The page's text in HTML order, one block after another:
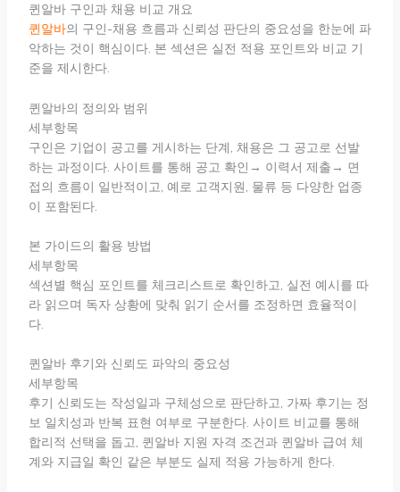
퀸알바 구인과 채용 비교 개요
퀸알바의 구인-채용 흐름과 신뢰성 판단의 중요성을 한눈에 파
악하는 것이 핵심이다. 본 섹션은 실전 적용 포인트와 비교 기
준을 제시한다.
퀸알바의 정의와 범위
세부항목
구인은 기업이 공고를 게시하는 단계, 채용은 그 공고로 선발
하는 과정이다. 사이트를 통해 공고 확인→ 이력서 제출→ 면
접의 흐름이 일반적이고, 예로 고객지원, 물류 등 다양한 업종
이 포함된다.
본 가이드의 활용 방법
세부항목
섹션별 핵심 포인트를 체크리스트로 확인하고, 실전 예시를 따
라 읽으며 독자 상황에 맞춰 읽기 순서를 조정하면 효율적이
다.
퀸알바 후기와 신뢰도 파악의 중요성
세부항목
후기 신뢰도는 작성일과 구체성으로 판단하고, 가짜 후기는 정
보 일치성과 반복 표현 여부로 구분한다. 사이트 비교를 통해
합리적 선택을 돕고, 퀸알바 지원 자격 조건과 퀸알바 급여 체
계와 지급일 확인 같은 부분도 실제 적용 가능하게 한다.